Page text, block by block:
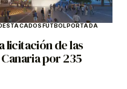
FÚTBOL PORTADA
licitación de las
por 235